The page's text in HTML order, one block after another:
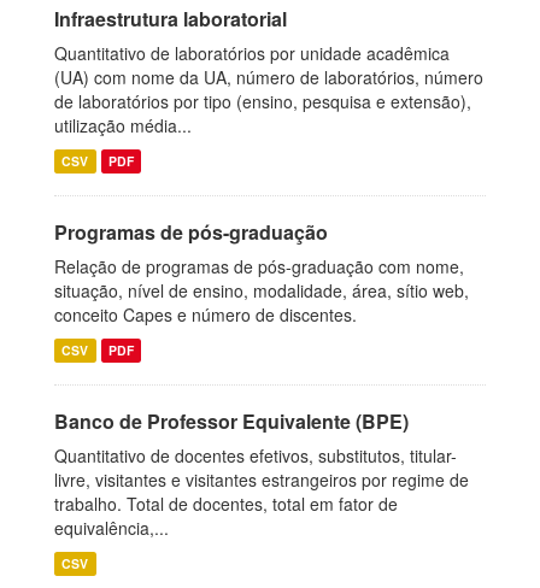
Infraestrutura laboratorial
Quantitativo de laboratórios por unidade acadêmica
(UA) com nome da UA, número de laboratórios, número
de laboratórios por tipo (ensino, pesquisa e extensão),
utilização média...
CSV PDF
Programas de pós-graduação
Relação de programas de pós-graduação com nome,
situação, nível de ensino, modalidade, área, sítio web,
conceito Capes e número de discentes.
CSV PDF
Banco de Professor Equivalente (BPE)
Quantitativo de docentes efetivos, substitutos, titular-
livre, visitantes e visitantes estrangeiros por regime de
trabalho. Total de docentes, total em fator de
equivalência,...
CSV